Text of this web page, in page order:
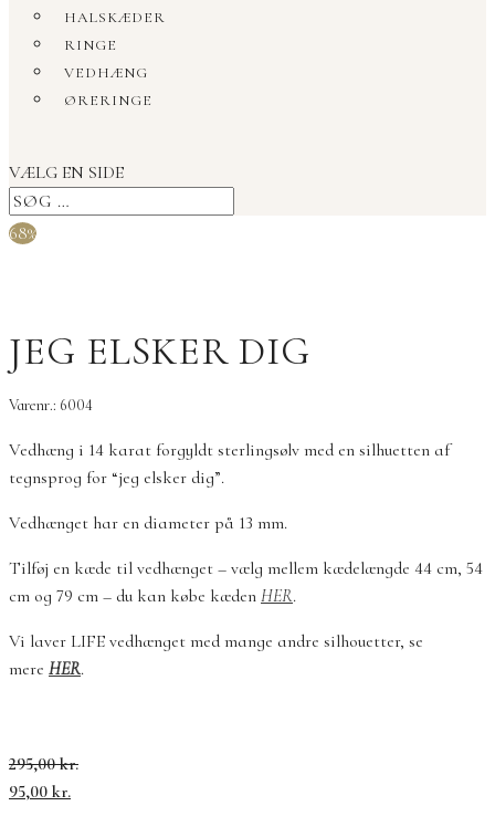
HALSKÆDER
RINGE
VEDHÆNG
ØRERINGE
VÆLG EN SIDE
68%
JEG ELSKER DIG
Varenr.: 6004
Vedhæng i 14 karat forgyldt sterlingsølv med en silhuetten af
tegnsprog for “jeg elsker dig”.
Vedhænget har en diameter på 13 mm.
Tilføj en kæde til vedhænget – vælg mellem kædelængde 44 cm, 54
cm og 79 cm – du kan købe kæden HER.
Vi laver LIFE vedhænget med mange andre silhouetter, se
mere HER.
295,00kr.
Den
oprindelige
95,00 kr.
Den
aktuelle